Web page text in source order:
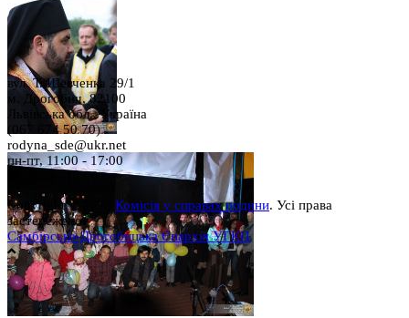
вул. Т. Шевченка 29/1
м. Дрогобич, 82100
Львівська обл., Україна
(067 674 50 70)
rodyna_sde@ukr.net
пн-пт, 11:00 - 17:00
сб, 9:00 - 15:00
Copyright © 2026 Комісія у справах родини. Усі права
застережено.
Самбірсько-Дрогобицька Єпархія УГКЦ